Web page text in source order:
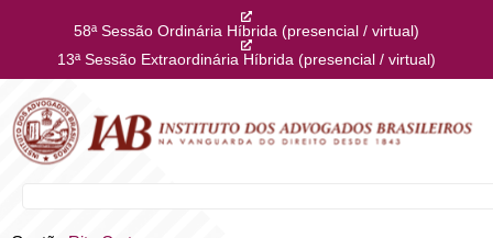
58ª Sessão Ordinária Híbrida (presencial / virtual)
13ª Sessão Extraordinária Híbrida (presencial / virtual)